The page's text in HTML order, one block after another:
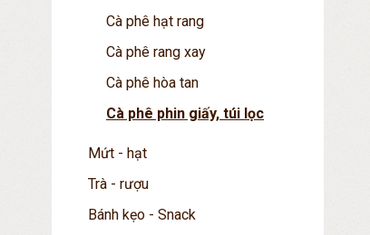
Cà phê hạt rang
Cà phê rang xay
Cà phê hòa tan
Cà phê phin giấy, túi lọc
Mứt - hạt
Trà - rượu
Bánh kẹo - Snack